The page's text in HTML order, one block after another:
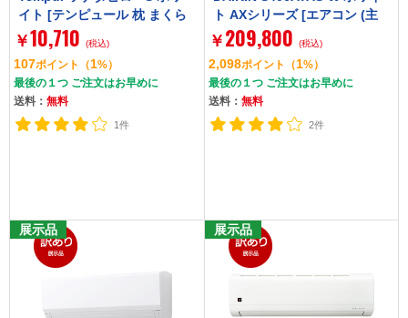
イト [テンピュール 枕 まくら
マクラ] 【3年保証】
￥10,710 (税込)
107ポイント （1%）
最後の１つ ご注文はお早めに
送料：無料
1件
ト AXシリーズ [エアコン (主
に14畳用)]
￥ 209,800 (税込)
2,098ポイント （1%）
最後の１つ ご注文はお早めに
送料： 無料
2件
展示品 展示品